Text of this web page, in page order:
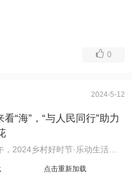
0
2024-5-12
“海”，“与人民同行”助力
点击重新加载